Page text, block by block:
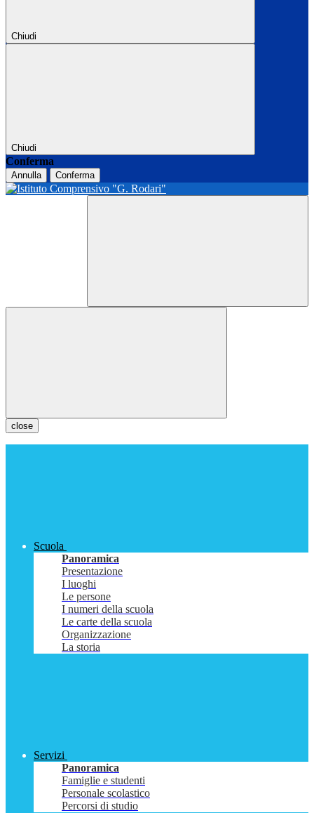
Chiudi
Chiudi
Conferma
Annulla Conferma
close
Scuola
Panoramica
Presentazione
I luoghi
Le persone
I numeri della scuola
Le carte della scuola
Organizzazione
La storia
Servizi
Panoramica
Famiglie e studenti
Personale scolastico
Percorsi di studio